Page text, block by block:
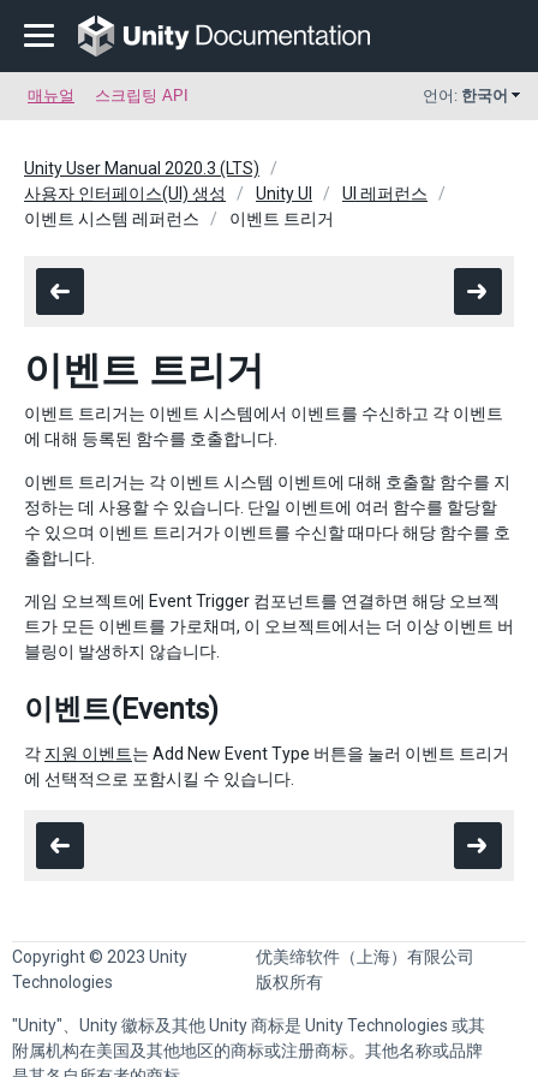
매뉴얼 스크립팅 API 언어: 한국어
Unity User Manual 2020.3 (LTS)
사용자 인터페이스(UI) 생성
Unity UI
UI 레퍼런스
이벤트 시스템 레퍼런스
이벤트 트리거
이벤트 트리거
이벤트 트리거는 이벤트 시스템에서 이벤트를 수신하고 각 이벤트
에 대해 등록된 함수를 호출합니다.
이벤트 트리거는 각 이벤트 시스템 이벤트에 대해 호출할 함수를 지
정하는 데 사용할 수 있습니다. 단일 이벤트에 여러 함수를 할당할
수 있으며 이벤트 트리거가 이벤트를 수신할 때마다 해당 함수를 호
출합니다.
게임 오브젝트에 Event Trigger 컴포넌트를 연결하면 해당 오브젝
트가 모든 이벤트를 가로채며, 이 오브젝트에서는 더 이상 이벤트 버
블링이 발생하지 않습니다.
이벤트(Events)
각 지원 이벤트는 Add New Event Type 버튼을 눌러 이벤트 트리거
에 선택적으로 포함시킬 수 있습니다.
Copyright © 2023 Unity
Technologies
优美缔软件（上海）有限公司
版权所有
"Unity"、Unity 徽标及其他 Unity 商标是 Unity Technologies 或其
附属机构在美国及其他地区的商标或注册商标。其他名称或品牌